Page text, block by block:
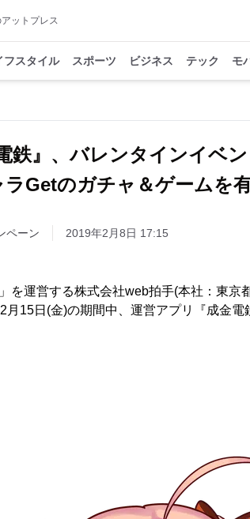
ットプレス
フスタイル スポーツ ビジネス テック モ
鉄』、バレンタインイベ
ラGetのガチャ＆ゲームを
ペーン 2019年2月8日 17:15
を運営する株式会社web拍手(本社：東京
月15日(金)の期間中、運営アプリ『成金